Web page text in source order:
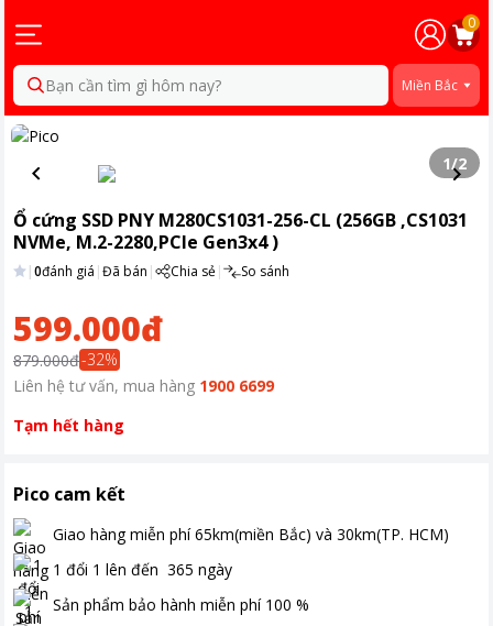
0
Bạn cần tìm gì hôm nay? Miền Bắc
1/2
Ổ cứng SSD PNY M280CS1031-256-CL (256GB ,CS1031
NVMe, M.2-2280,PCIe Gen3x4 )
|0đánh giá |Đã bán | Chia sẻ| So sánh
599.000đ
879.000đ-32%
Liên hệ tư vấn, mua hàng 1900 6699
Tạm hết hàng
Pico cam kết
Giao hàng miễn phí 65km(miền Bắc) và 30km(TP. HCM)
1 đổi 1 lên đến 365 ngày
Sản phẩm bảo hành miễn phí 100 %